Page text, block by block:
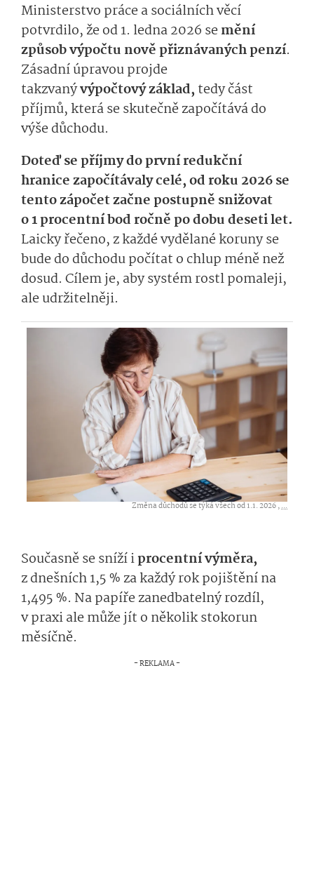
Ministerstvo práce a sociálních věcí
potvrdilo, že od 1. ledna 2026 semění
způsob výpočtu nově přiznávaných penzí.
Zásadní úpravou projde
takzvanývýpočtový základ,tedy část
příjmů, která se skutečně započítává do
výše důchodu.
Doteď se příjmy do první redukční
hranice započítávaly celé, od roku 2026 se
tento zápočet začne postupně snižovat
o 1 procentní bod ročně po dobu deseti let.
Laicky řečeno, z každé vydělané koruny se
bude do důchodu počítat o chlup méně než
dosud. Cílem je, aby systém rostl pomaleji,
ale udržitelněji.
Změna důchodů se týká všech od 1.1. 2026 ,...
Současně se sníží iprocentní výměra,
z dnešních 1,5 % za každý rok pojištění na
1,495 %. Na papíře zanedbatelný rozdíl,
v praxi ale může jít o několik stokorun
měsíčně.